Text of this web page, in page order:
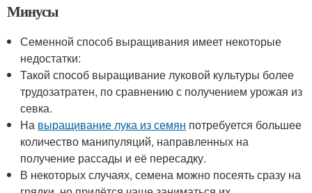
Минусы
Семенной способ выращивания имеет некоторые
недостатки:
Такой способ выращивание луковой культуры более
трудозатратен, по сравнению с получением урожая из
севка.
На выращивание лука из семян потребуется большее
количество манипуляций, направленных на
получение рассады и её пересадку.
В некоторых случаях, семена можно посеять сразу на